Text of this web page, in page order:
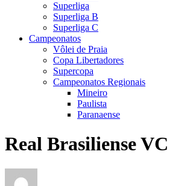
Superliga
Superliga B
Superliga C
Campeonatos
Vôlei de Praia
Copa Libertadores
Supercopa
Campeonatos Regionais
Mineiro
Paulista
Paranaense
Real Brasiliense VC